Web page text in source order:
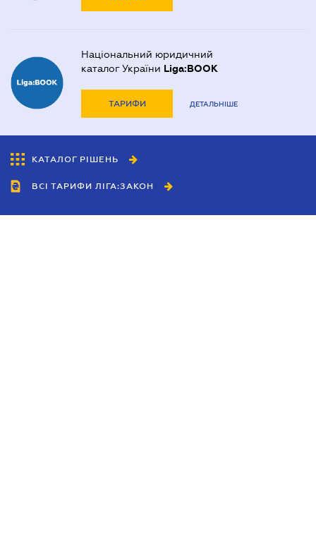
Національний юридичний
каталог України Liga:BOOK
ТАРИФИ ДЕТАЛЬНІШЕ
КАТАЛОГ РІШЕНЬ
ВСІ ТАРИФИ ЛІГА:ЗАКОН